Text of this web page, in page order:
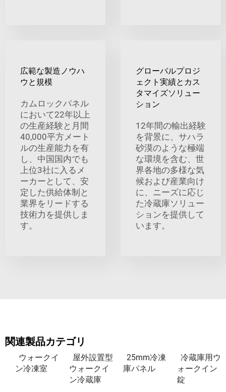
広範な製造ノウハ
ウと規模
カムロックパネル
において22年以上
の生産経験と月間
40,000平方メート
ルの生産能力を有
し、中国国内でも
上位3社に入るメ
ーカーとして、安
定した供給体制と
業界をリードする
技術力を提供しま
す。
グローバルプロジ
ェクト実績とカス
タマイズソリュー
ション
12年間の輸出経験
を背景に、サハラ
砂漠のような極端
な環境を含む、世
界各地の多様な気
候および産業向け
に、ニーズに応じ
た冷蔵庫ソリュー
ションを提供して
います。
関連製品カテゴリ
ウォークイ
ン冷凍室
屋外設置型
ウォークイ
ン冷蔵庫
25mm冷凍
庫パネル
冷蔵庫用ウ
ォークイン
錠